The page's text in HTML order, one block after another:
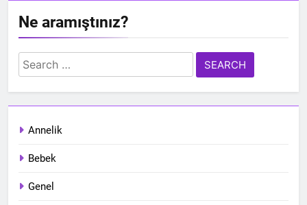
Ne aramıştınız?
Search
for:
Annelik
Bebek
Genel